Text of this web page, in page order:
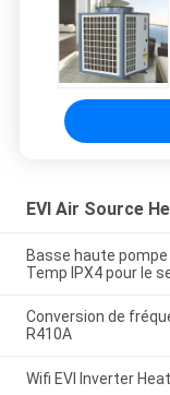
EVI Air Source
Basse haute
Temp IPX4 pour le
Conversion de
R410A
Wifi EVI Inverter